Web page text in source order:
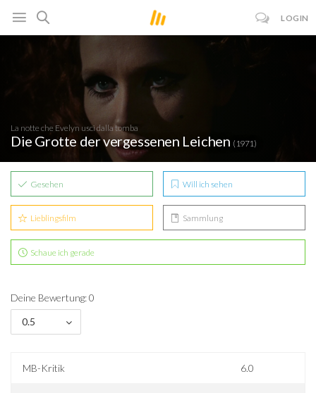
LOGIN
La notte che Evelyn uscì dalla tomba
Die Grotte der vergessenen Leichen (1971)
Gesehen Will ich sehen
Lieblingsfilm Sammlung
Schaue ich gerade
Deine Bewertung: 0
0.5
MB-Kritik 6.0